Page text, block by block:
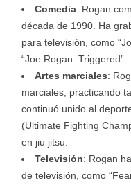
Comedia: Rogan
década de 1990. Ha
para televisión, como
“Joe Rogan: Triggered”.
Artes marciales:
marciales, practicando
continuó unido al
(Ultimate Fighting
en jiu jitsu.
Televisión: Rogan
de televisión, como